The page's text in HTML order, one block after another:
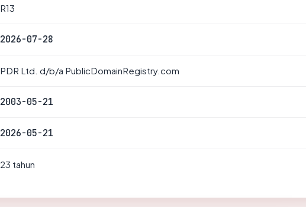
R13
2026-07-28
PDR Ltd. d/b/a PublicDomainRegistry.com
2003-05-21
2026-05-21
23 tahun